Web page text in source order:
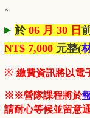
。
▸ 於 06 月 30 日
NT$ 7,000 元整(
※ 繳費資訊將以電
※※營隊課程將於
請耐心等候並留